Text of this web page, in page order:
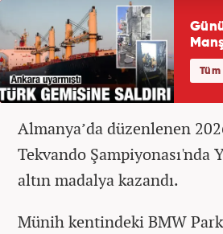
Almanya’da düzenlenen
Tekvando Şampiyonası'nda
altın madalya kazandı.
Münih kentindeki BMW